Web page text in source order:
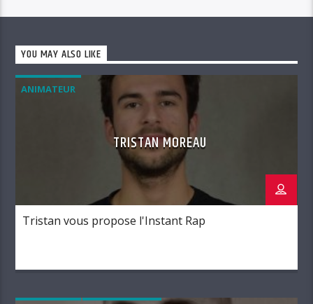
YOU MAY ALSO LIKE
ANIMATEUR
TRISTAN MOREAU
Tristan vous propose l'Instant Rap